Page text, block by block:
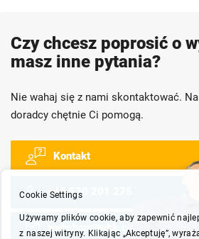
Czy chcesz poprosić o
masz inne pytania?
Nie wahaj się z nami skontaktować.
doradcy chętnie Ci pomogą.
Kontakt
+48 530 201 275
webshop@wkk.com.pl
Cookie Settings
Używamy plików cookie, aby zapewnić
z naszej witryny. Klikając „Akceptuję”,